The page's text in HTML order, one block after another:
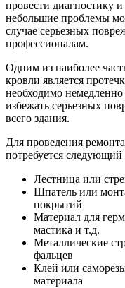
провести диагностику
небольшие проблемы
случае серьезных
профессионалам.
Одним из наиболее
кровли является
необходимо
избежать серьезных
всего здания.
Для проведения
потребуется
Лестница или
Шпатель или
покрытий
Материал для
мастика и т.д.
Металлические
фальцев
Клей или
материала